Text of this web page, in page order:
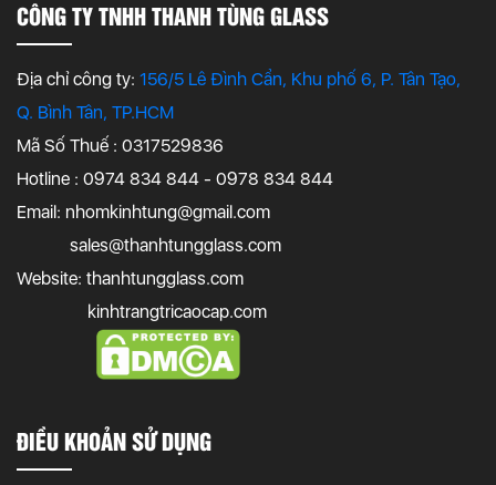
CÔNG TY TNHH THANH TÙNG GLASS
Địa chỉ công ty: 156/5 Lê Đình Cẩn, Khu phố 6, P. Tân Tạo,
Q. Bình Tân, TP.HCM
Mã Số Thuế : 0317529836
Hotline : 0974 834 844 - 0978 834 844
Email: nhomkinhtung@gmail.com
sales@thanhtungglass.com
Website: thanhtungglass.com
kinhtrangtricaocap.com
ĐIỀU KHOẢN SỬ DỤNG